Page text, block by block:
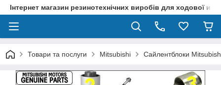
Інтернет магазин резинотехнічних виробів для ходової и
Товари та послуги Mitsubishi Сайлентблоки